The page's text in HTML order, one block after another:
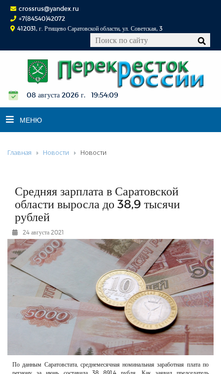
crossrus@yandex.ru
+7(84540)42072
412031, г. Ртищево Саратовской области, ул. Советская, 3
08 августа 2026 г. 19:54:10
МЕНЮ
НОВОСТИ
К СВЕДЕНИЮ
КОНКУРСЫ
ФОТОРЕПОРТАЖИ
РЕКЛАМОДАТЕЛЯМ
ОБЪЯВЛЕНИЯ
КОНТАКТЫ
Главная Новости Новости
Средняя зарплата в Саратовской
области выросла до 38,9 тысячи
рублей
24 августа 2021
По данным Саратовстата, среднемесячная номинальная заработная плата по
региону за июнь составила 38 891,4 рубля. Как заявил председатель